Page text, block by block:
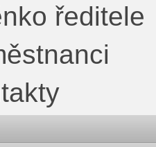
ředitele